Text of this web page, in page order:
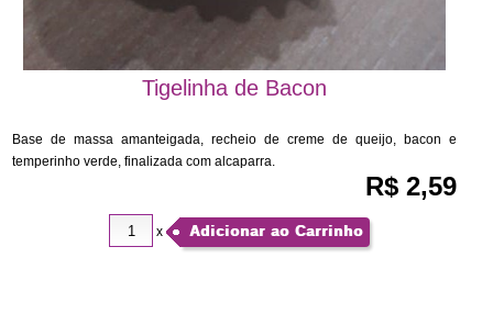
Tigelinha de Bacon
Base de massa amanteigada, recheio de creme de queijo, bacon e
temperinho verde, finalizada com alcaparra.
R$ 2,59
x Adicionar ao Carrinho